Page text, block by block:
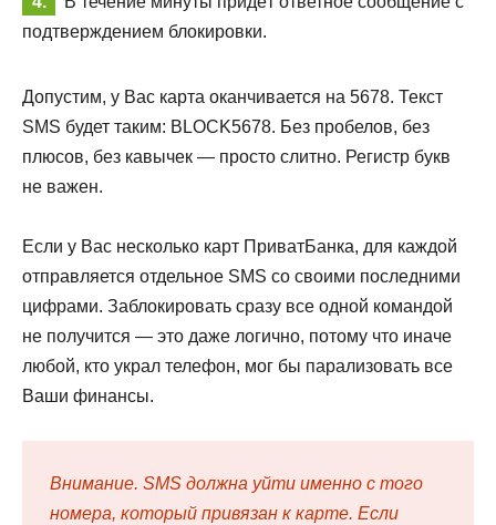
подтверждением блокировки.
Допустим, у Вас карта оканчивается на 5678. Текст
SMS будет таким: BLOCK5678. Без пробелов, без
плюсов, без кавычек — просто слитно. Регистр букв
не важен.
Если у Вас несколько карт ПриватБанка, для каждой
отправляется отдельное SMS со своими последними
цифрами. Заблокировать сразу все одной командой
не получится — это даже логично, потому что иначе
любой, кто украл телефон, мог бы парализовать все
Ваши финансы.
Внимание. SMS должна уйти именно с того
номера, который привязан к карте. Если